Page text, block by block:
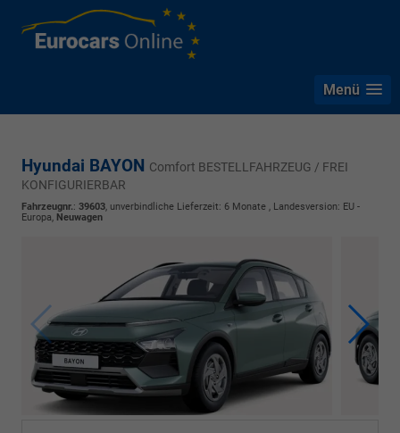
Menü
Hyundai BAYON Comfort BESTELLFAHRZEUG / FREI
KONFIGURIERBAR
Fahrzeugnr.: 39603, unverbindliche Lieferzeit: 6 Monate , Landesversion: EU -
Europa, Neuwagen